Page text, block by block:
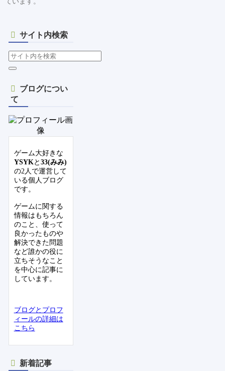
サイト内検索
ブログについ
て
ゲーム大好きな
YSYK と 33(みみ)
の2人で運営して
いる個人ブログ
です。
ゲームに関する
情報はもちろん
のこと、使って
良かったものや
解決できた問題
など誰かの役に
立ちそうなこと
を中心に記事に
しています。
ブログとプロフ
ィールの詳細は
こちら
新着記事